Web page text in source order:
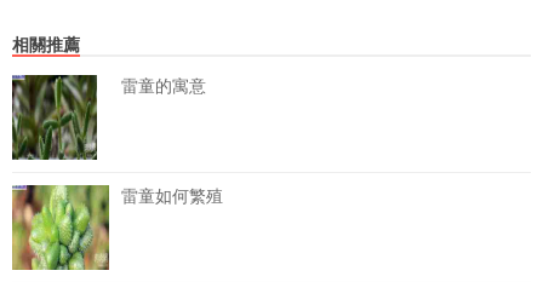
相關推薦
雷童的寓意
雷童如何繁殖